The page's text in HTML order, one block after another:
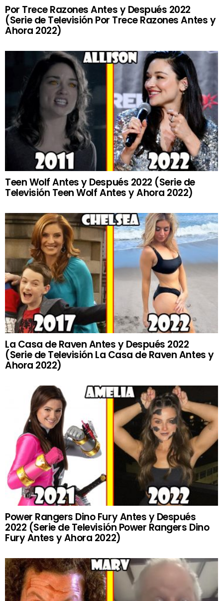
Por Trece Razones Antes y Después 2022
(Serie de Televisión Por Trece Razones Antes y
Ahora 2022)
Teen Wolf Antes y Después 2022 (Serie de
Televisión Teen Wolf Antes y Ahora 2022)
La Casa de Raven Antes y Después 2022
(Serie de Televisión La Casa de Raven Antes y
Ahora 2022)
Power Rangers Dino Fury Antes y Después
2022 (Serie de Televisión Power Rangers Dino
Fury Antes y Ahora 2022)